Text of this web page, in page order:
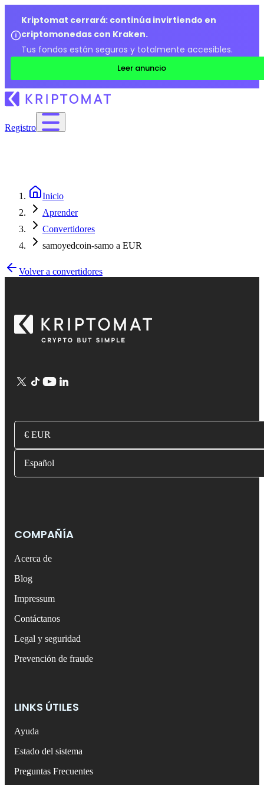
Kriptomat cerrará: continúa invirtiendo en
criptomonedas con Kraken.
Tus fondos están seguros y totalmente accesibles.
Leer anuncio
Registro
Inicio
Aprender
Convertidores
samoyedcoin-samo a EUR
Volver a convertidores
€ EUR
Español
COMPAÑÍA
Acerca de
Blog
Impressum
Contáctanos
Legal y seguridad
Prevención de fraude
LINKS ÚTILES
Ayuda
Estado del sistema
Preguntas Frecuentes